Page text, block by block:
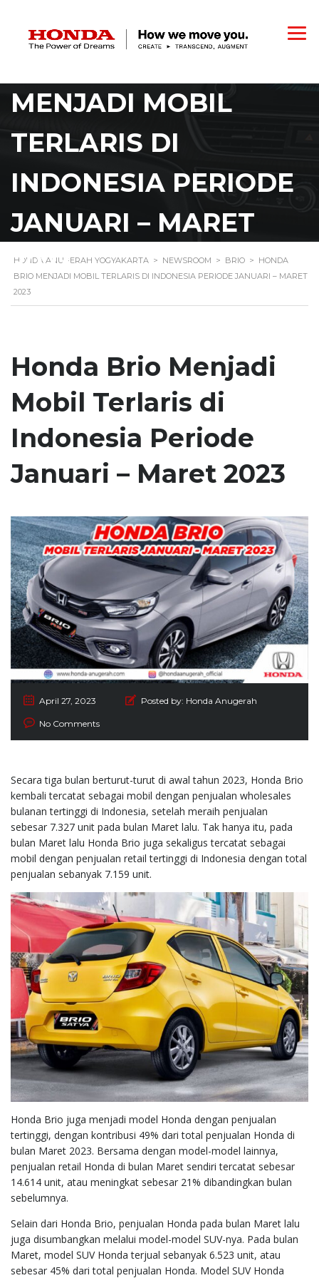
MENJADI MOBIL
TERLARIS DI
INDONESIA PERIODE
JANUARI – MARET
2023
HONDA ANUGERAH YOGYAKARTA > NEWSROOM > BRIO > HONDA
BRIO MENJADI MOBIL TERLARIS DI INDONESIA PERIODE JANUARI – MARET
2023
Honda Brio Menjadi
Mobil Terlaris di
Indonesia Periode
Januari – Maret 2023
April 27, 2023 Posted by: Honda Anugerah
No Comments
Secara tiga bulan berturut-turut di awal tahun 2023, Honda Brio
kembali tercatat sebagai mobil dengan penjualan wholesales
bulanan tertinggi di Indonesia, setelah meraih penjualan
sebesar 7.327 unit pada bulan Maret lalu. Tak hanya itu, pada
bulan Maret lalu Honda Brio juga sekaligus tercatat sebagai
mobil dengan penjualan retail tertinggi di Indonesia dengan total
penjualan sebanyak 7.159 unit.
Honda Brio juga menjadi model Honda dengan penjualan
tertinggi, dengan kontribusi 49% dari total penjualan Honda di
bulan Maret 2023. Bersama dengan model-model lainnya,
penjualan retail Honda di bulan Maret sendiri tercatat sebesar
14.614 unit, atau meningkat sebesar 21% dibandingkan bulan
sebelumnya.
Selain dari Honda Brio, penjualan Honda pada bulan Maret lalu
juga disumbangkan melalui model-model SUV-nya. Pada bulan
Maret, model SUV Honda terjual sebanyak 6.523 unit, atau
sebesar 45% dari total penjualan Honda. Model SUV Honda